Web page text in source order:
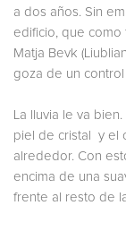
a dos años. Sin
edificio, que
Matja Bevk
goza de un
La lluvia le va
piel de cristal y el
alrededor. Con
encima de una
frente al resto de